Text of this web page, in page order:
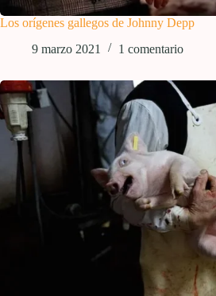
Los orígenes gallegos de Johnny Depp
9 marzo 2021
1 comentario